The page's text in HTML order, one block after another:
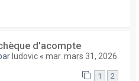
d'acompte
ludovic « mar. mars 31, 2026
1 2